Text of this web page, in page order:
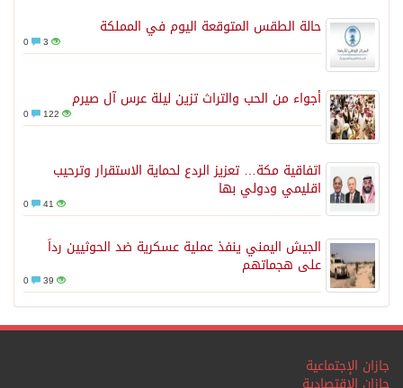
حالة الطقس المتوقعة اليوم في المملكة
3
أجواء من الحب والتراث تزين ليلة عرس آل صيرم
122
اتفاقية مكة… تعزيز الردع لحماية الاستقرار وترحيب
اقليمي ودولي بها
41
الجيش اليمني ينفذ عملية عسكرية ضد الحوثيين رداً
على هجماتهم
39
جازان الإجتماعية